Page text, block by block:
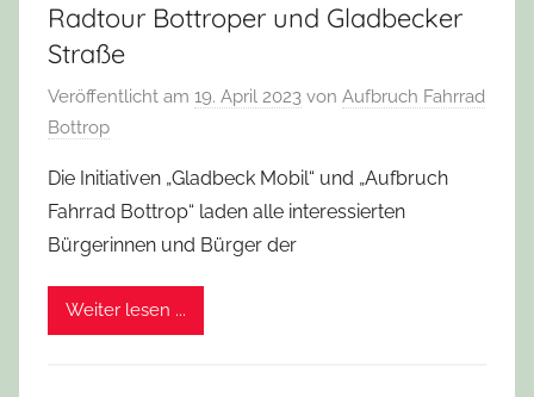
Radtour Bottroper und Gladbecker
Straße
Veröffentlicht am 19. April 2023 von Aufbruch Fahrrad
Bottrop
Die Initiativen „Gladbeck Mobil“ und „Aufbruch
Fahrrad Bottrop“ laden alle interessierten
Bürgerinnen und Bürger der
Weiter lesen ...